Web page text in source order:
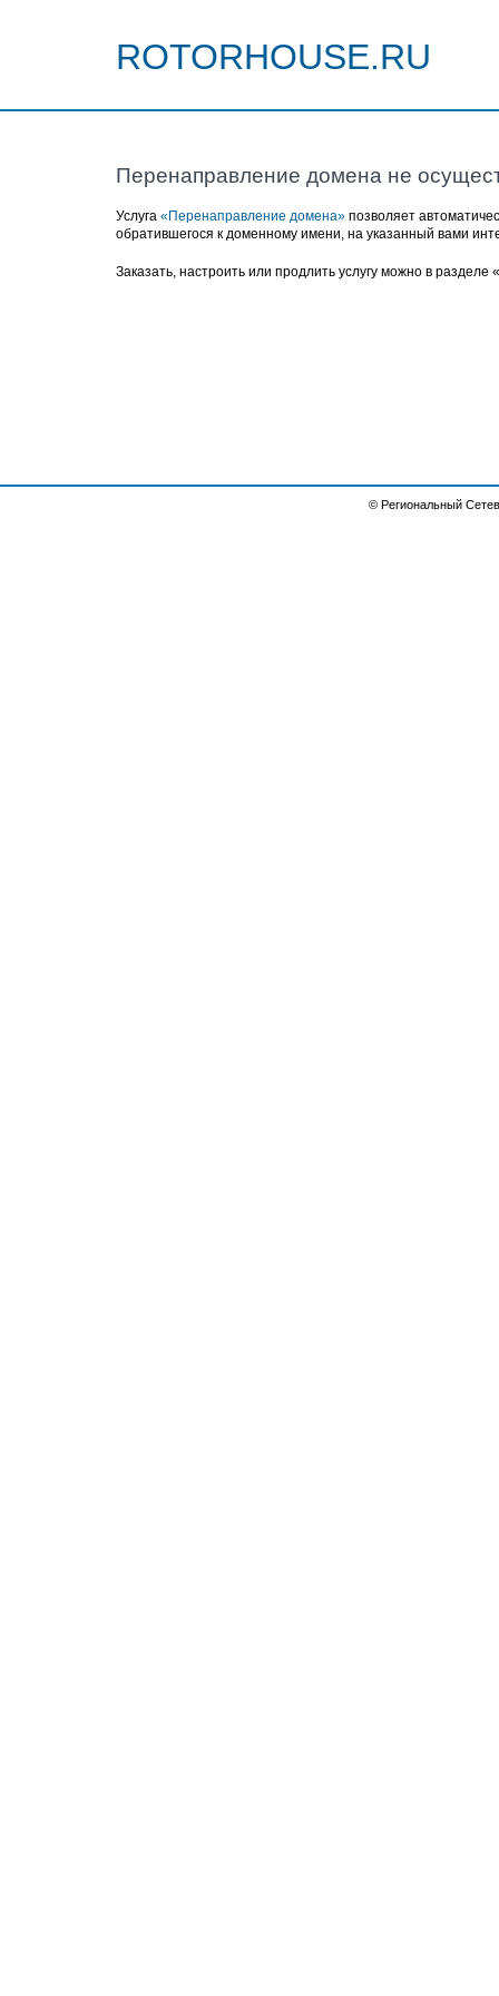
ROTORHOUSE.RU
Перенаправление домена не
Услуга «Перенаправление домена» позволяет
обратившегося к доменному имени, на указанный вами
Заказать, настроить или продлить услугу можно в разделе
© Региональный